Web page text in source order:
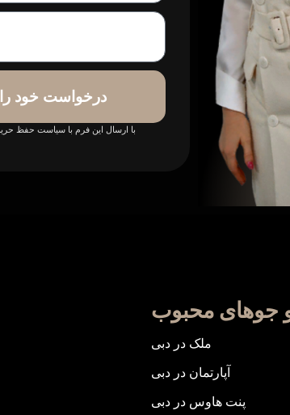
درخواست خود
با ارسال این فرم با سیاست حفظ
جوهای محبوب
ملک در دبی
آپارتمان در دبی
پنت هاوس در دبی